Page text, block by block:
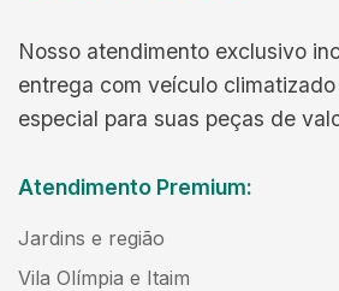
Nosso atendimento exclusivo
entrega com veículo
especial para suas peças de
Atendimento Premium:
Jardins e região
Vila Olímpia e Itaim